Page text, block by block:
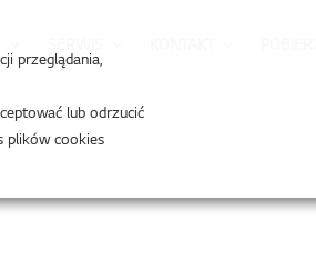
przeglądania,
lub odrzucić
plików cookies